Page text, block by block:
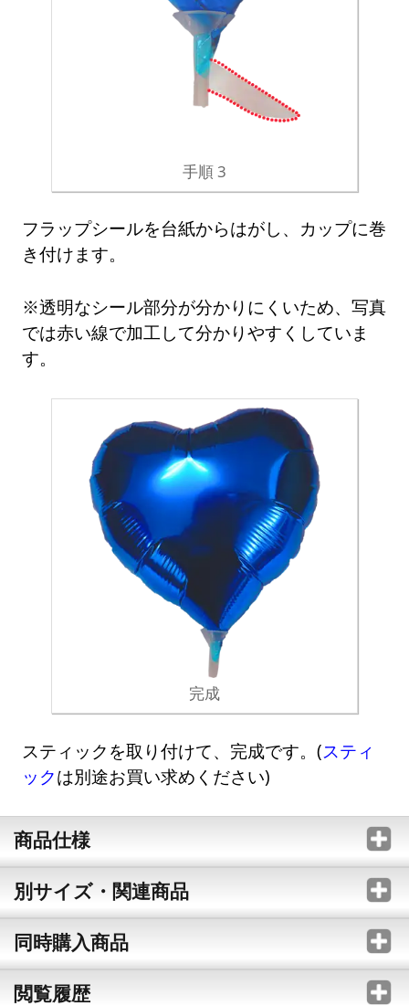
手順 3
フラップシールを台紙からはがし、カップに巻
き付けます。
※透明なシール部分が分かりにくいため、写真
では赤い線で加工して分かりやすくしていま
す。
完成
スティックを取り付けて、完成です。(スティ
ックは別途お買い求めください)
商品仕様
別サイズ・関連商品
同時購入商品
閲覧履歴